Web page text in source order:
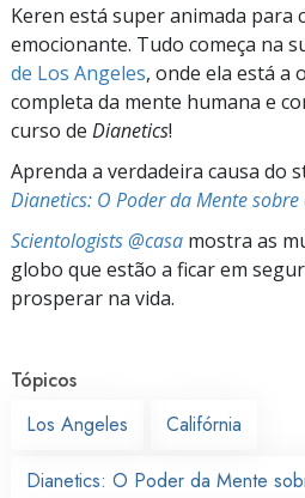
Keren está super animada para
emocionante. Tudo começa na
de Los Angeles, onde ela está a
completa da mente humana e
curso de Dianetics!
Aprenda a verdadeira causa do
Dianetics: O Poder da Mente sobre
Scientologists @casa mostra as
globo que estão a ficar em
prosperar na vida.
Tópicos
Los Angeles
Califórnia
Dianetics: O Poder da Mente